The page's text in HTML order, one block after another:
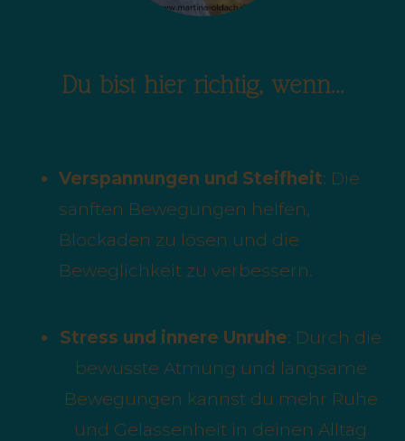
Du bist hier richtig, wenn...
Verspannungen und Steifheit: Die
sanften Bewegungen helfen,
Blockaden zu lösen und die
Beweglichkeit zu verbessern.
Stress und innere Unruhe: Durch die
bewusste Atmung und langsame
Bewegungen kannst du mehr Ruhe
und Gelassenheit in deinen Alltag